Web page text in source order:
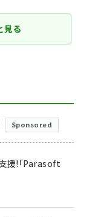
見る
Sponsored
援!「Parasoft